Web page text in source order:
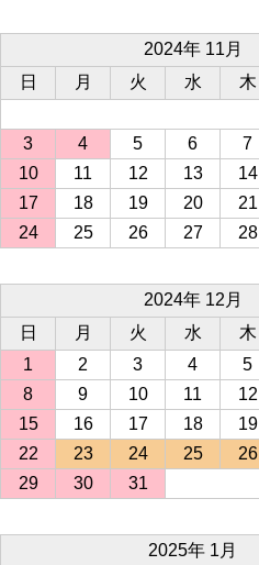
2024年 11月
日
月 火 水 木
3
4 5 6 7
10
11 12 13 14
17
18 19 20 21
24
25 26 27 28
2024年 12月
日
月 火 水 木
1
2 3 4 5
8
9 10 11 12
15
16 17 18 19
22
23 24 25 26
29
30 31
2025年 1月